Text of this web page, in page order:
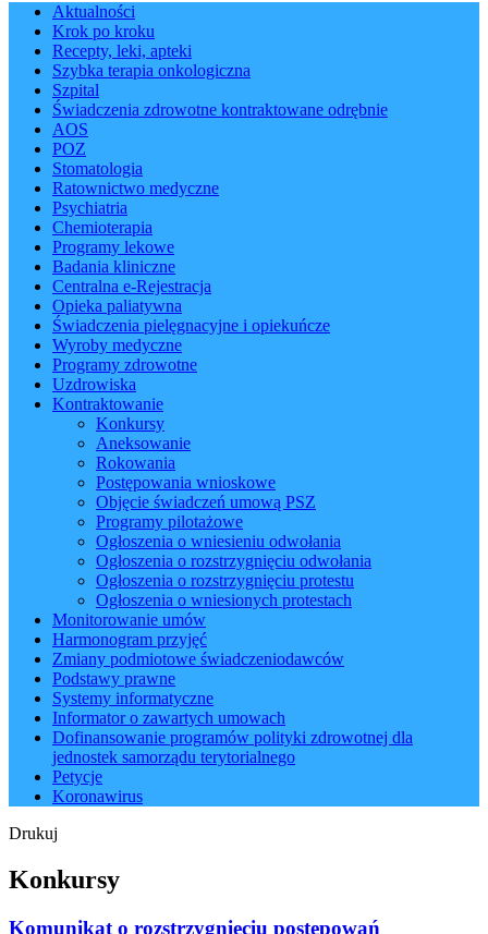
Aktualności
Krok po kroku
Recepty, leki, apteki
Szybka terapia onkologiczna
Szpital
Świadczenia zdrowotne kontraktowane odrębnie
AOS
POZ
Stomatologia
Ratownictwo medyczne
Psychiatria
Chemioterapia
Programy lekowe
Badania kliniczne
Centralna e-Rejestracja
Opieka paliatywna
Świadczenia pielęgnacyjne i opiekuńcze
Wyroby medyczne
Programy zdrowotne
Uzdrowiska
Kontraktowanie
Konkursy
Aneksowanie
Rokowania
Postępowania wnioskowe
Objęcie świadczeń umową PSZ
Programy pilotażowe
Ogłoszenia o wniesieniu odwołania
Ogłoszenia o rozstrzygnięciu odwołania
Ogłoszenia o rozstrzygnięciu protestu
Ogłoszenia o wniesionych protestach
Monitorowanie umów
Harmonogram przyjęć
Zmiany podmiotowe świadczeniodawców
Podstawy prawne
Systemy informatyczne
Informator o zawartych umowach
Dofinansowanie programów polityki zdrowotnej dla
jednostek samorządu terytorialnego
Petycje
Koronawirus
Drukuj
Konkursy
Komunikat o rozstrzygnięciu postępowań